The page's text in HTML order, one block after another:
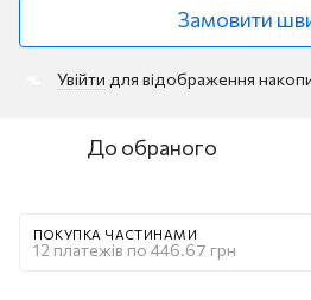
Замовити
Увійти для відображення
До обраного
ПОКУПКА ЧАСТИНАМИ
12 платежів по 446.67 грн